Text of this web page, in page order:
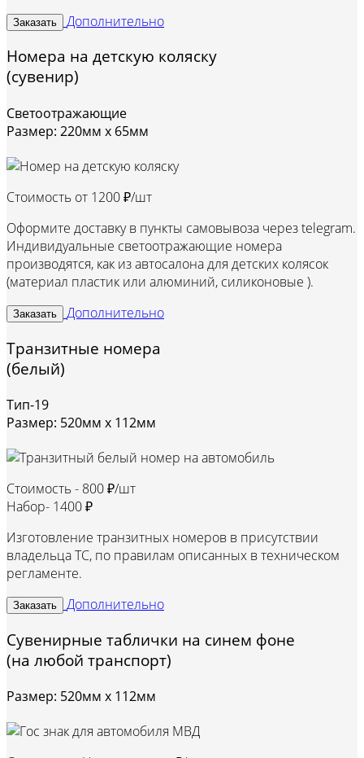
Заказать Дополнительно
Номера на детскую коляску
(сувенир)
Светоотражающие
Размер: 220мм х 65мм
Стоимость от 1200 ₽/шт
Оформите доставку в пункты самовывоза через telegram.
Индивидуальные светоотражающие номера
производятся, как из автосалона для детских колясок
(материал пластик или алюминий, силиконовые ).
Заказать Дополнительно
Транзитные номера
(белый)
Тип-19
Размер: 520мм х 112мм
Стоимость - 800 ₽/шт
Набор- 1400 ₽
Изготовление транзитных номеров в присутствии
владельца ТС, по правилам описанных в техническом
регламенте.
Заказать Дополнительно
Сувенирные таблички на синем фоне
(на любой транспорт)
Размер: 520мм х 112мм